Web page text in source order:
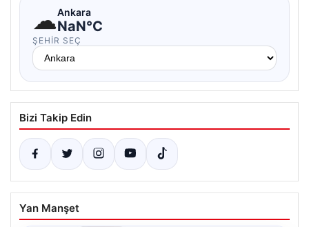
☁Ankara
NaN°C
ŞEHIR SEÇ
Bizi Takip Edin
Yan Manşet